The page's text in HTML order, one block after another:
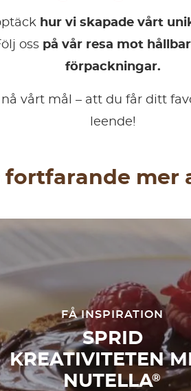
hur vi skapade vårt
oss på vår resa mot
förpackningar.
vårt mål – att du får ditt
leende!
fortfarande mer
FÅ INSPIRATION
SPRID
KREATIVITETEN
NUTELLA®